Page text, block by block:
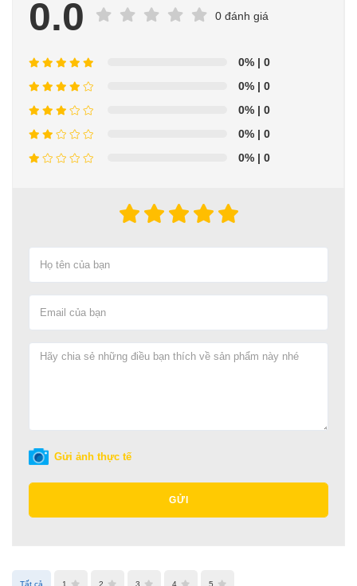
0.0 0 đánh giá
0% | 0
0% | 0
0% | 0
0% | 0
0% | 0
Gửi ảnh thực tế
GỬI
Tất cả 1 2 3 4 5